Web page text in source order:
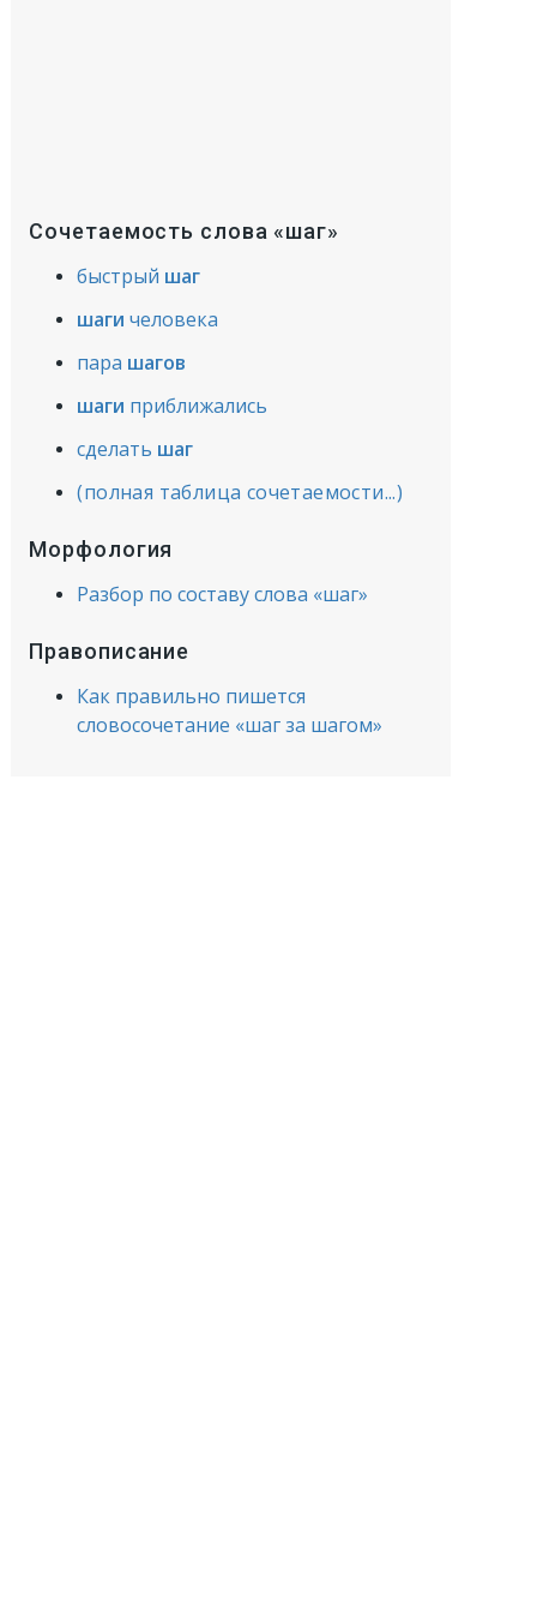
Сочетаемость слова «шаг»
быстрый шаг
шаги человека
пара шагов
шаги приближались
сделать шаг
(полная таблица сочетаемости...)
Морфология
Разбор по составу слова «шаг»
Правописание
Как правильно пишется
словосочетание «шаг за шагом»